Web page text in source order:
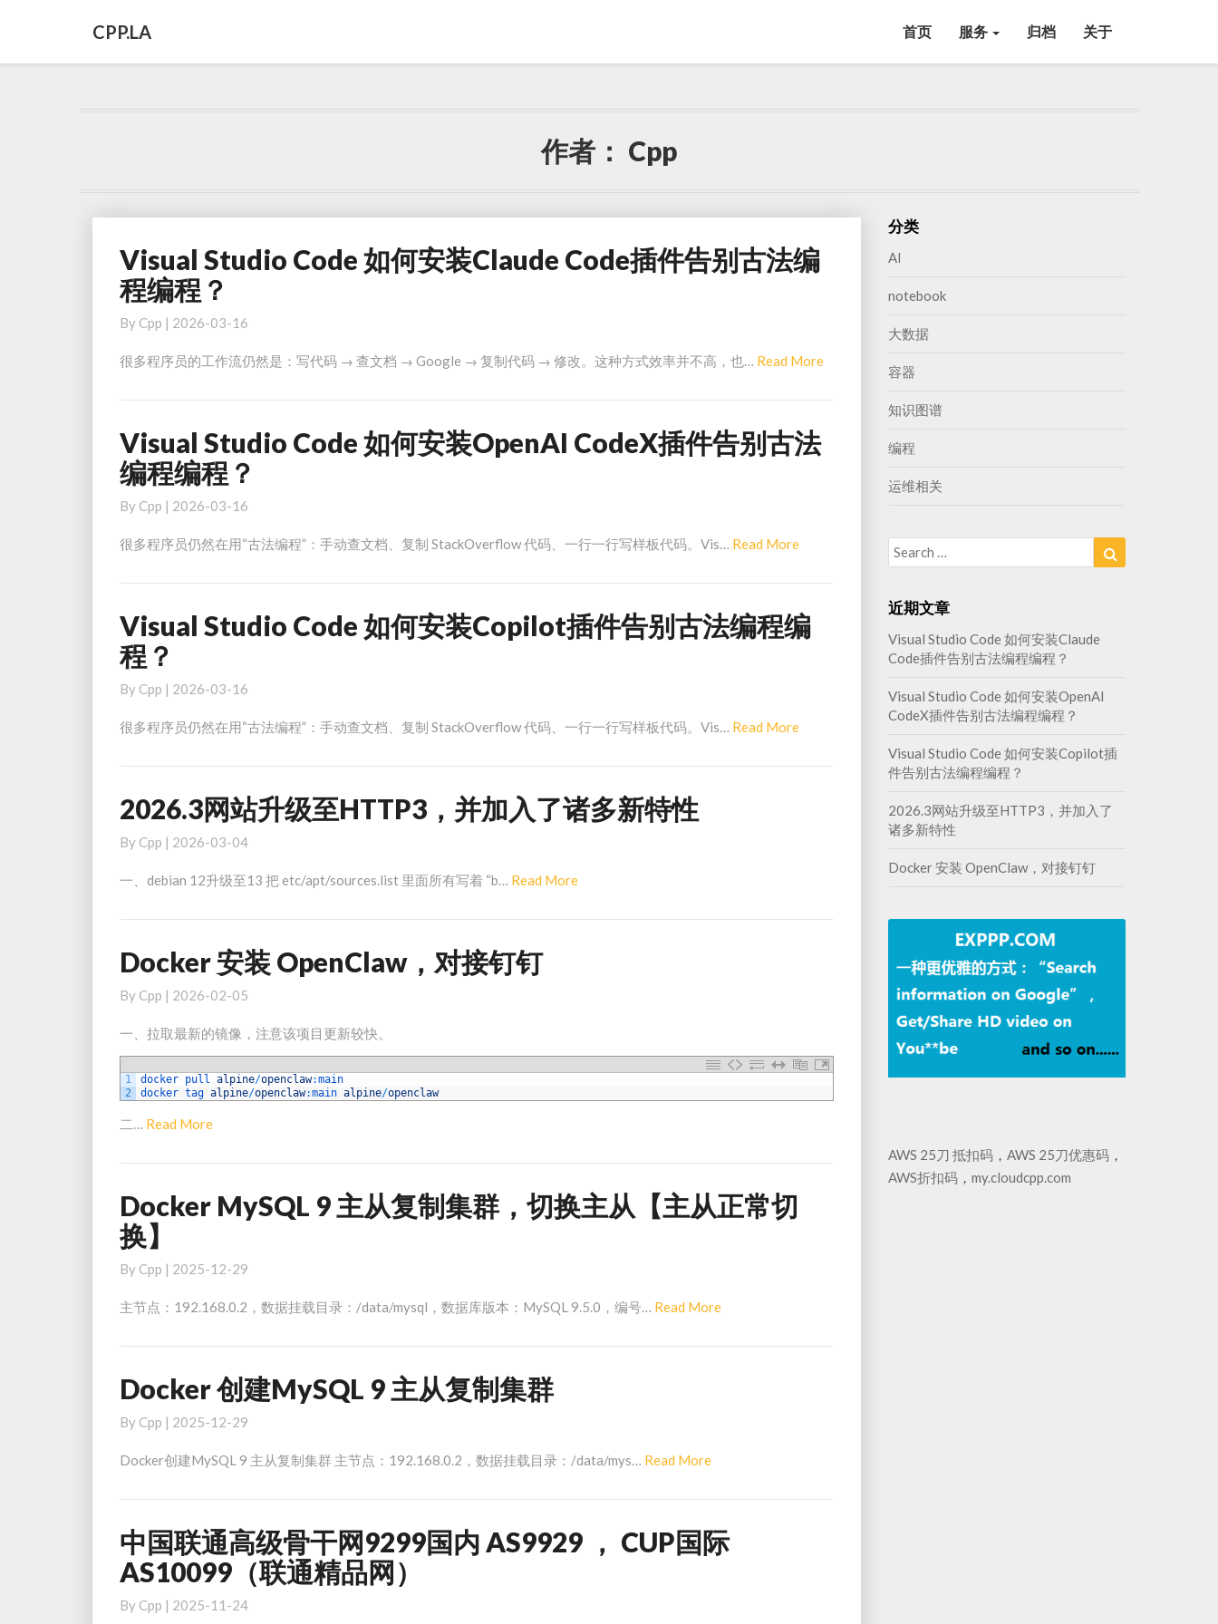
CPP.LA 首页 服务 归档 关于
作者： Cpp
Visual
Studio
Code
如
安
Code
插
件
告
古
程
编
程？
Visual Studio Code 如何安装Claude Code插件告别古法编
程编程？
By Cpp | 2026-03-16
很多程序员的工作流仍然是：写代码 → 查文档 → Google → 复制代码 → 修改。这种方式效率并不高，也… Read MoreRead
Visual
Studio
Code
如
安
CodeX
插
件
告
古
程
编
程？
Visual Studio Code 如何安装OpenAI CodeX插件告别古法
编程编程？
By Cpp | 2026-03-16
很多程序员仍然在用“古法编程”：手动查文档、复制 StackOverflow 代码、一行一行写样板代码。Vis… Read MoreRead
Visual
Studio
Code
如
安
插
件
告
法
程
程？
Visual Studio Code 如何安装Copilot插件告别古法编程编
程？
By Cpp | 2026-03-16
很多程序员仍然在用“古法编程”：手动查文档、复制 StackOverflow 代码、一行一行写样板代码。Vis… Read MoreRead
2026.3
站
至
并
入
了
诸
多
新
特
2026.3网站升级至HTTP3，并加入了诸多新特性
By Cpp | 2026-03-04
一、debian 12升级至13 把 etc/apt/sources.list 里面所有写着 “b… Read MoreRead
Docker
装
OpenClaw，
接
钉
钉
Docker 安装 OpenClaw，对接钉钉
By Cpp | 2026-02-05
一、拉取最新的镜像，注意该项目更新较快。
1
2
docker pull alpine/openclaw:main
docker tag alpine/openclaw:main alpine/openclaw
二… Read MoreRead
Docker
MySQL
9
主
复
群，
切
换
【主
正
常
切
换】
Docker MySQL 9 主从复制集群，切换主从【主从正常切
换】
By Cpp | 2025-12-29
主节点：192.168.0.2，数据挂载目录：/data/mysql，数据库版本：MySQL 9.5.0，编号… Read MoreRead
Docker
建
MySQL
主
复
制
集
群
Docker 创建MySQL 9 主从复制集群
By Cpp | 2025-12-29
Docker创建MySQL 9 主从复制集群 主节点：192.168.0.2，数据挂载目录：/data/mys… Read MoreRead
中
国
联
通
中国联通高级骨干网9299国内 AS9929 ， CUP国际
AS10099（联通精品网）
By Cpp | 2025-11-24
分类
AI
notebook
大数据
容器
知识图谱
编程
运维相关
Search
for:
近期文章
Visual Studio Code 如何安装Claude
Code插件告别古法编程编程？
Visual Studio Code 如何安装OpenAI
CodeX插件告别古法编程编程？
Visual Studio Code 如何安装Copilot插
件告别古法编程编程？
2026.3网站升级至HTTP3，并加入了
诸多新特性
Docker 安装 OpenClaw，对接钉钉
AWS 25刀 抵扣码， AWS 25刀优惠码，
AWS折扣码， my.cloudcpp.com